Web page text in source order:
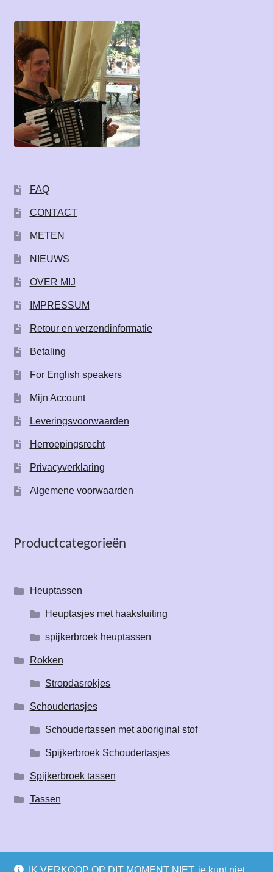
IK VERKOOP OP DIT MOMENT NIET, je kunt niet
FAQ
CONTACT
METEN
NIEUWS
OVER MIJ
IMPRESSUM
Retour en verzendinformatie
Betaling
For English speakers
Mijn Account
Leveringsvoorwaarden
Herroepingsrecht
Privacyverklaring
Algemene voorwaarden
Productcategorieën
Heuptassen
Heuptasjes met haaksluiting
spijkerbroek heuptassen
Rokken
Stropdasrokjes
Schoudertasjes
Schoudertassen met aboriginal stof
Spijkerbroek Schoudertasjes
Spijkerbroek tassen
Tassen